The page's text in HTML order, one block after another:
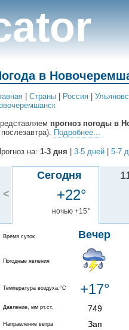
в
Cтраны Россия
прогноз погоды в
послезавтра). Подробнее...
на: 1-3 дня 3-5 дней 5-7
<
Сегодня
+22°
ночью +15°
Время суток Вечер
Погодные явления
Температура воздуха,°C +17°
Давление, мм рт.ст. 749
Направление ветра Зап